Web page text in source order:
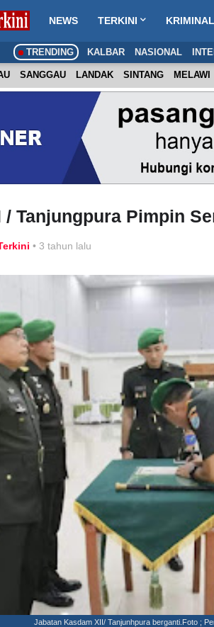
NEWS TERKINI KRIMINAL
TRENDING KALBAR NASIONAL
SANGGAU LANDAK SINTANG MELAWI
/ Tanjungpura Pimpin
• 3 tahun lalu
Jabatan Kasdam XII/ Tanjunhpura berganti.Foto ;